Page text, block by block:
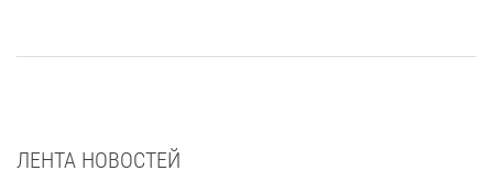
ЛЕНТА НОВОСТЕЙ